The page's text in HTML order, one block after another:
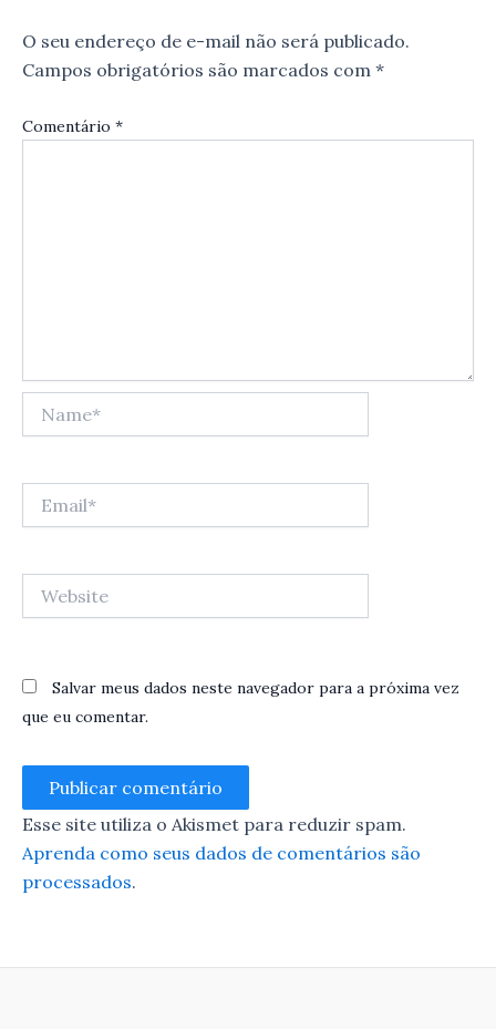
O seu endereço de e-mail não será publicado.
Campos obrigatórios são marcados com *
Comentário *
Salvar meus dados neste navegador para a próxima vez
que eu comentar.
Esse site utiliza o Akismet para reduzir spam.
Aprenda como seus dados de comentários são
processados.